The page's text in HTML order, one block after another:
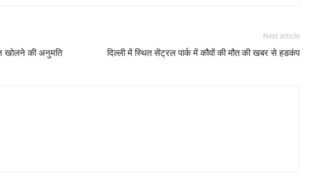
खोलने की अनुमति
Next article
दिल्ली में स्थित सेंट्रल पार्क में कौवों की मौत की खबर से हडकंप